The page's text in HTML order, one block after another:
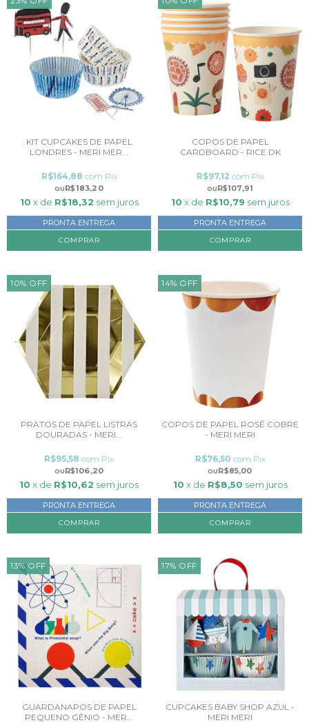
KIT CUPCAKES DE PAPEL
LONDRES - MERI MER...
R$183,20
R$164,88 com Pix
10 x de R$18,32 sem juros
PRONTA ENTREGA
COPOS DE PAPEL
CARDBOARD - RICE DK
R$107,91
R$97,12 com Pix
10 x de R$10,79 sem juros
PRONTA ENTREGA
10% OFF
PRATOS DE PAPEL LISTRAS
DOURADAS - MERI...
R$106,20
R$95,58 com Pix
10 x de R$10,62 sem juros
PRONTA ENTREGA
14% OFF
COPOS DE PAPEL ROSÊ COBRE
- MERI MERI
R$85,00
R$76,50 com Pix
10 x de R$8,50 sem juros
PRONTA ENTREGA
13% OFF
GUARDANAPOS DE PAPEL
PEQUENO GÊNIO - MER...
17% OFF
CUPCAKES BABY SHOP AZUL -
MERI MERI